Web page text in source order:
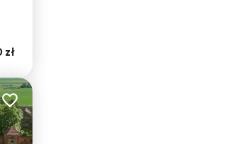
zł
Dodaj do ulubionych